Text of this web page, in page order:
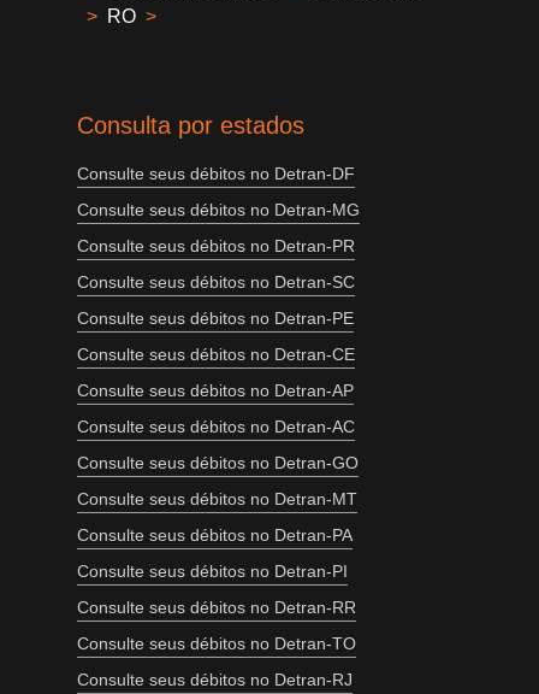
> RO >
Consulta por estados
Consulte seus débitos no Detran-DF
Consulte seus débitos no Detran-MG
Consulte seus débitos no Detran-PR
Consulte seus débitos no Detran-SC
Consulte seus débitos no Detran-PE
Consulte seus débitos no Detran-CE
Consulte seus débitos no Detran-AP
Consulte seus débitos no Detran-AC
Consulte seus débitos no Detran-GO
Consulte seus débitos no Detran-MT
Consulte seus débitos no Detran-PA
Consulte seus débitos no Detran-PI
Consulte seus débitos no Detran-RR
Consulte seus débitos no Detran-TO
Consulte seus débitos no Detran-RJ